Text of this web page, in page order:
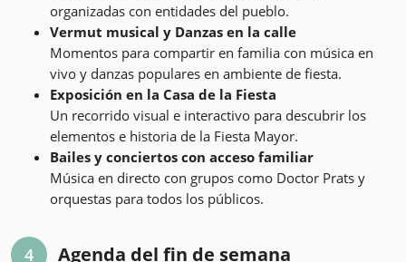
organizadas con entidades del pueblo.
Vermut musical y Danzas en la calle
Momentos para compartir en familia con música en
vivo y danzas populares en ambiente de fiesta.
Exposición en la Casa de la Fiesta
Un recorrido visual e interactivo para descubrir los
elementos e historia de la Fiesta Mayor.
Bailes y conciertos con acceso familiar
Música en directo con grupos como Doctor Prats y
orquestas para todos los públicos.
4 Agenda del fin de semana